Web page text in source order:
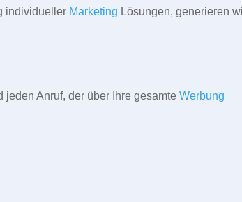
individueller Marketing Lösungen, generieren
jeden Anruf, der über Ihre gesamteWerbung